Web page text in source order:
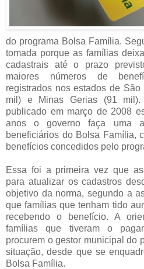
do programa Bolsa Família.
tomada porque as famílias
cadastrais até o prazo
maiores números de
registrados nos estados de
mil) e Minas Gerias (91 mil).
publicado em março de 2008
anos o governo faça uma
beneficiários do Bolsa Família,
benefícios concedidos pelo
Essa foi a primeira vez que
para atualizar os cadastros
objetivo da norma, segundo a
que famílias que tenham tido
recebendo o benefício. A
famílias que tiveram o
procurem o gestor municipal do
situação, desde que se
Bolsa Família.